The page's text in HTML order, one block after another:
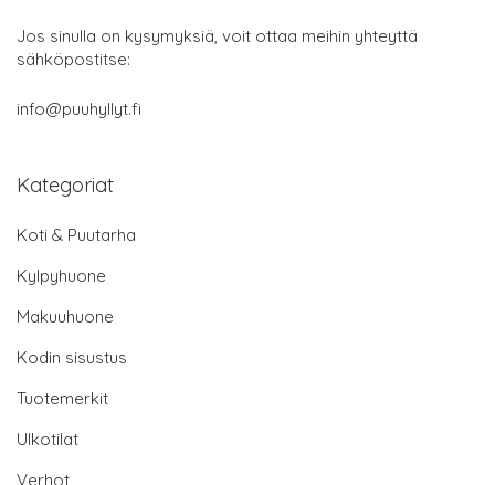
Jos sinulla on kysymyksiä, voit ottaa meihin yhteyttä
sähköpostitse:
info@puuhyllyt.fi
Kategoriat
Koti & Puutarha
Kylpyhuone
Makuuhuone
Kodin sisustus
Tuotemerkit
Ulkotilat
Verhot